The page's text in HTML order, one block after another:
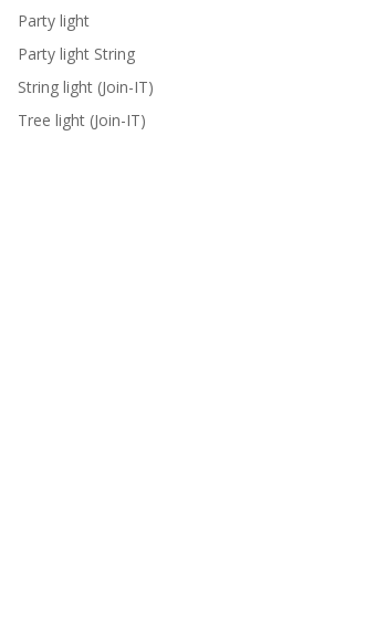
Party light
Party light String
String light (Join-IT)
Tree light (Join-IT)